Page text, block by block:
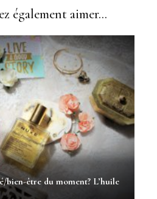
également aimer...
bien-être du moment? L’huile